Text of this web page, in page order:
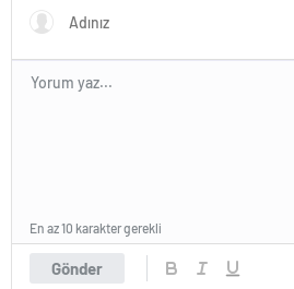
Gönder
En az 10 karakter gerekli